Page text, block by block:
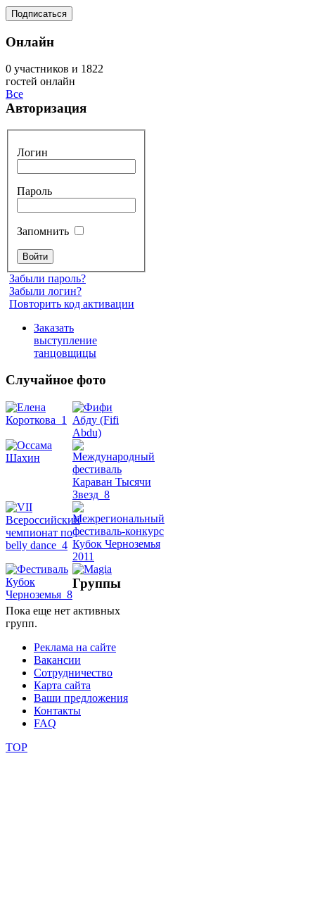
Онлайн
0 участников и 1822
гостей онлайн
Все
Авторизация
Логин
Пароль
Запомнить
Забыли пароль?
Забыли логин?
Повторить код активации
Заказать
выступление
танцовщицы
Случайное фото
живота
Belly
Dance
уроки
Группы
Пока еще нет активных
групп.
Реклама на сайте
Вакансии
Сотрудничество
Карта сайта
Ваши предложения
Контакты
FAQ
TOP